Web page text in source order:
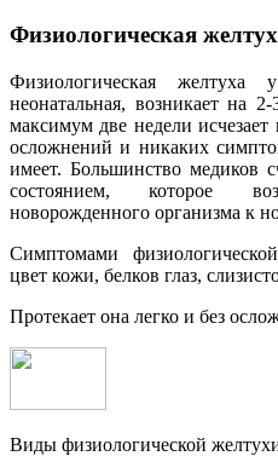
Физиологическая
Физиологическая
неонатальная, возникает на
максимум две недели
осложнений и никаких
имеет. Большинство медиков
состоянием, которое
новорожденного организма к
Симптомами
цвет кожи, белков глаз,
Протекает она легко и без
Виды физиологической